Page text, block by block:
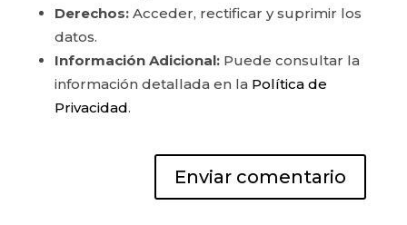
Derechos:Acceder, rectificar y suprimir los
datos.
Información Adicional:Puede consultar la
información detallada en la Política de
Privacidad.